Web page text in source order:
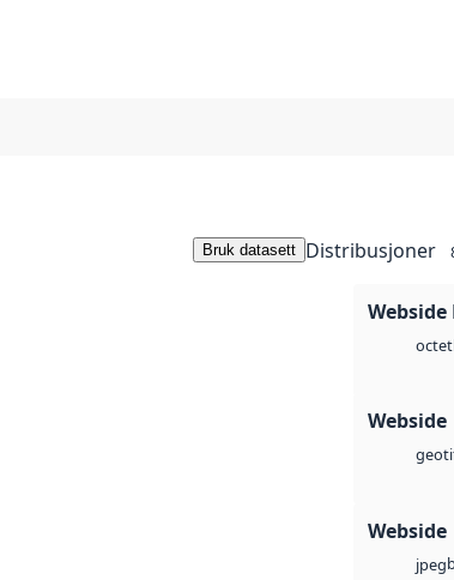
Bruk datasett Distribusjoner
Webside
octet
Webside
Webside
jpeg